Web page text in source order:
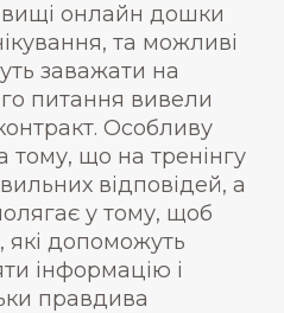
онлайн дошки
та можливі
заважати на
питання вивели
Особливу
тому, що на тренінгу
відповідей, а
у тому, щоб
які допоможуть
інформацію і
правдива